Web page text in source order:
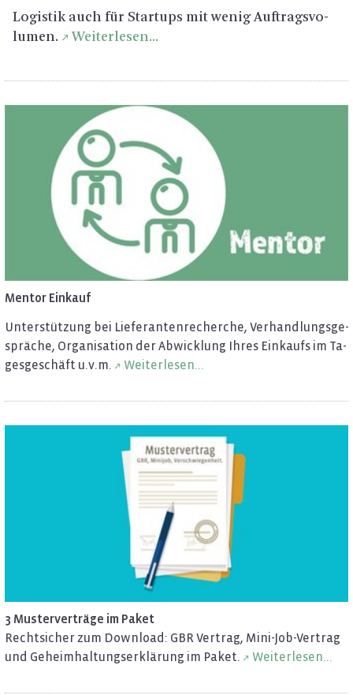
Lo­gis­tik auch für Star­tups mit wenig Auf­trags­vo­
lu­men.
Wei­ter­le­sen...
Men­tor Ein­kauf
Un­ter­stüt­zung bei Lie­fe­ran­ten­re­cher­che, Ver­hand­lungs­ge­
sprä­che, Or­ga­ni­sa­ti­on der Ab­wick­lung Ihres Ein­kaufs im Ta­
ges­ge­schäft u.v.m.
Wei­ter­le­sen...
3 Mus­ter­ver­trä­ge im Paket
Recht­si­cher zum Down­load: GBR Ver­trag, Mi­ni-Job-Ver­trag
und Ge­heim­hal­tungs­er­klä­rung im Paket.
Wei­ter­le­sen...